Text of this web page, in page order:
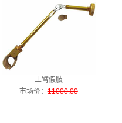
上臂假肢
市场价：11000.00